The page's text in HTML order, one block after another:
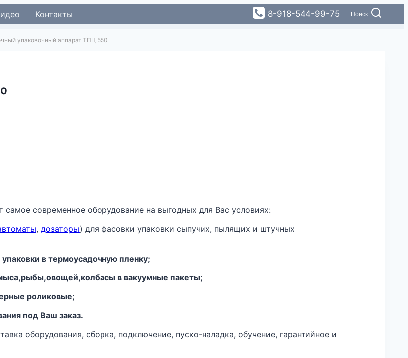
Контакты 8-918-544-99-75 Поиск
упаковочный аппарат ТПЦ 550
самое современное оборудование на выгодных для Вас условиях:
, дозаторы) для фасовки упаковки сыпучих, пылящих и штучных
в термоусадочную пленку;
в вакуумные пакеты;
роликовые;
под Ваш заказ.
оборудования, сборка, подключение, пуско-наладка, обучение, гарантийное и